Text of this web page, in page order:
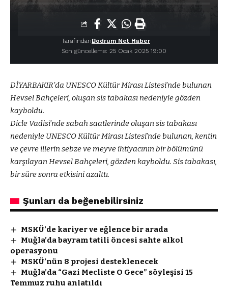
Son güncelleme: 25 Ocak 2025 19:00
TarafındanBodrum Net Haber
DİYARBAKIR’da UNESCO Kültür Mirası Listesi’nde bulunan
Hevsel Bahçeleri, oluşan sis tabakası nedeniyle gözden
kayboldu.
Dicle Vadisi’nde sabah saatlerinde oluşan sis tabakası
nedeniyle UNESCO Kültür Mirası Listesi’nde bulunan, kentin
ve çevre illerin sebze ve meyve ihtiyacının bir bölümünü
karşılayan Hevsel Bahçeleri, gözden kayboldu. Sis tabakası,
bir süre sonra etkisini azalttı.
Şunları da beğenebilirsiniz
MSKÜ’de kariyer ve eğlence bir arada
Muğla’da bayram tatili öncesi sahte alkol
operasyonu
MSKÜ’nün 8 projesi desteklenecek
Muğla’da “Gazi Mecliste O Gece” söyleşisi 15
Temmuz ruhu anlatıldı